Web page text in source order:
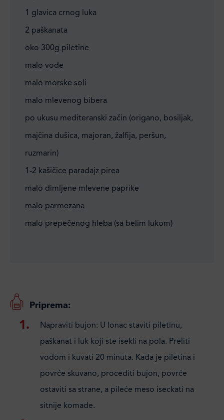
1 glavica crnog luka
2 paškanata
oko 300g piletine
malo vode
malo morske soli
malo mlevenog bibera
po ukusu mediteranski začin (origano, bosiljak,
majčina dušica, majoran, žalfija, peršun,
ruzmarin)
1-2 kašičice paradajz pirea
malo dimljene mlevene paprike
malo parmezana
malo prepečenog hleba (sa belim lukom)
Priprema:
Napraviti bujon: U lonac staviti piletinu,
paškanat i luk koji ste isekli na pola. Preliti
vodom i kuvati 20 minuta. Kada je piletina i
povrće skuvano, procediti bujon, povrće
ostaviti sa strane, a pileće meso iseckati na
sitnije komade.